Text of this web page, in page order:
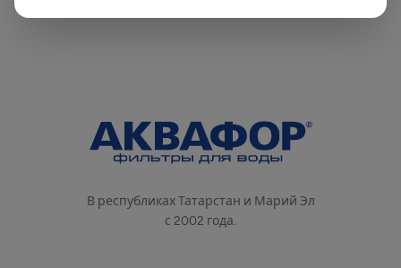
В республиках Татарстан и Марий Эл
с 2002 года.